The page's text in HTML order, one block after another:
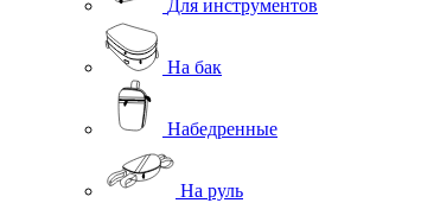
Для инструментов
На бак
Набедренные
На руль